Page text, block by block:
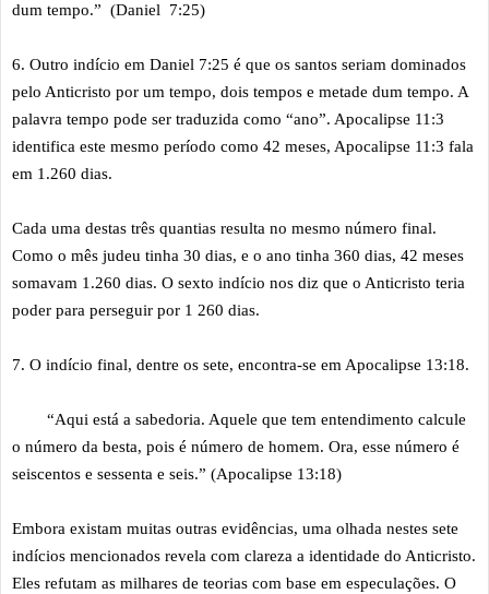
dum tempo.” (Daniel 7:25)
6. Outro indício em Daniel 7:25 é que os santos seriam dominados
pelo Anticristo por um tempo, dois tempos e metade dum tempo. A
palavra tempo pode ser traduzida como “ano”. Apocalipse 11:3
identifica este mesmo período como 42 meses, Apocalipse 11:3 fala
em 1.260 dias.
Cada uma destas três quantias resulta no mesmo número final.
Como o mês judeu tinha 30 dias, e o ano tinha 360 dias, 42 meses
somavam 1.260 dias. O sexto indício nos diz que o Anticristo teria
poder para perseguir por 1 260 dias.
7. O indício final, dentre os sete, encontra-se em Apocalipse 13:18.
“Aqui está a sabedoria. Aquele que tem entendimento calcule
o número da besta, pois é número de homem. Ora, esse número é
seiscentos e sessenta e seis.” (Apocalipse 13:18)
Embora existam muitas outras evidências, uma olhada nestes sete
indícios mencionados revela com clareza a identidade do Anticristo.
Eles refutam as milhares de teorias com base em especulações. O